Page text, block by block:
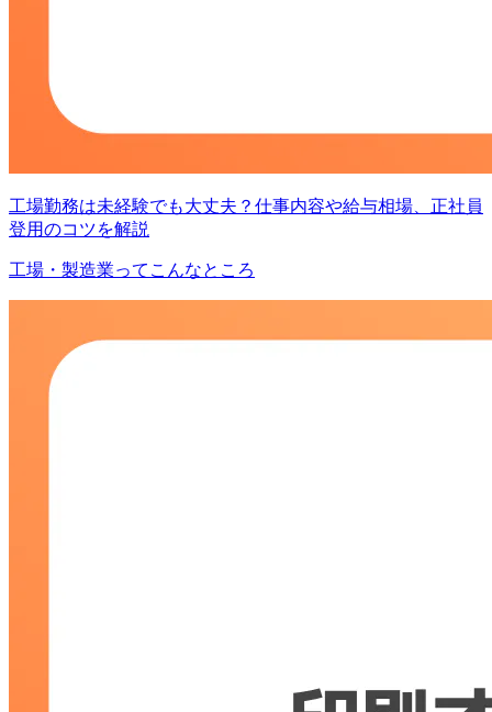
工場勤務は未経験でも大丈夫？仕事内容や給与相場、正社員
登用のコツを解説
工場・製造業ってこんなところ